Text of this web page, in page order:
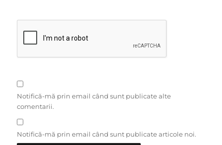
Notifică-mă prin email când sunt publicate alte
comentarii.
Notifică-mă prin email când sunt publicate articole noi.